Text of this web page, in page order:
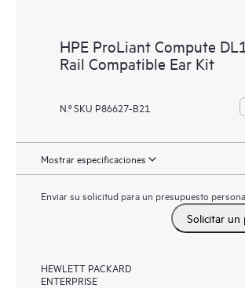
HPE ProLiant Compute
Rail Compatible Ear Kit
N.º SKU P86627-B21
Mostrar especificaciones
Enviar su solicitud para un presupuesto
Solicitar un
HEWLETT PACKARD
ENTERPRISE